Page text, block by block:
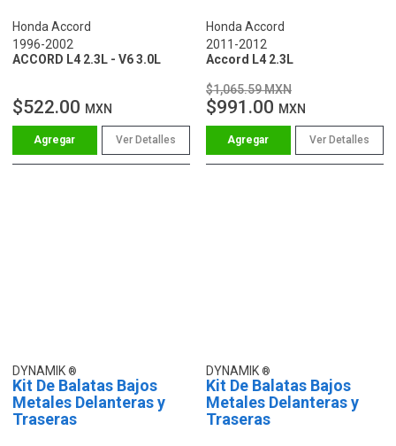
Honda Accord
1996-2002
ACCORD L4 2.3L - V6 3.0L
$522.00 MXN
Ver Detalles
Honda Accord
2011-2012
Accord L4 2.3L
$1,065.59 MXN
$991.00 MXN
Ver Detalles
DYNAMIK
Kit De Balatas Bajos
Metales Delanteras y
Traseras
DYNAMIK
Kit De Balatas Bajos
Metales Delanteras y
Traseras